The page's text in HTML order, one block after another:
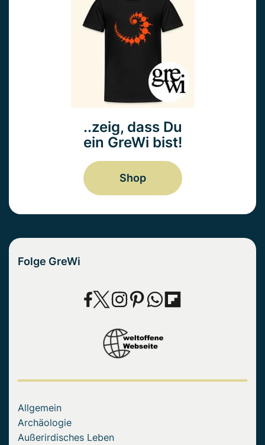
..zeig, dass Du
ein GreWi bist!
Shop
Folge GreWi
Allgemein
Archäologie
Außerirdisches Leben